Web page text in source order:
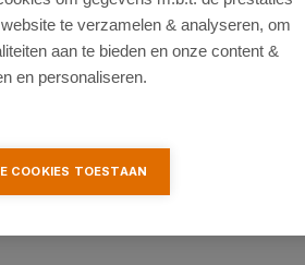
te verzamelen & analyseren, om
aan te bieden en onze content &
en personaliseren.
COOKIES TOESTAAN